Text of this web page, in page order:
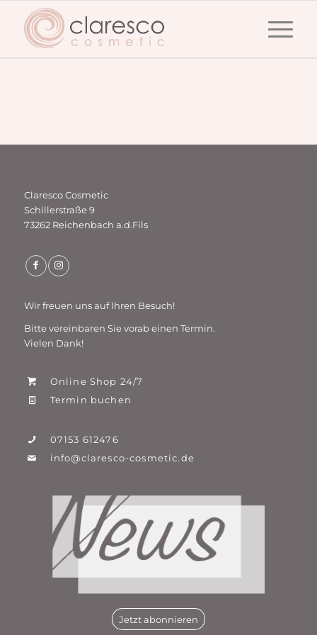
Claresco Cosmetic
Schillerstraße 9
73262 Reichenbach a.d.Fils
Wir freuen uns auf Ihren Besuch!
Bitte vereinbaren Sie vorab einen Termin.
Vielen Dank!
Online Shop 24/7
Termin buchen
07153 612476
info@claresco-cosmetic.de
Jetzt abonnieren